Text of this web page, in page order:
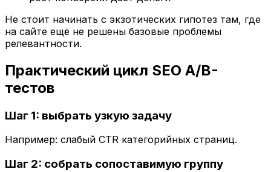
Не стоит начинать с экзотических гипотез там, где
на сайте ещё не решены базовые проблемы
релевантности.
Практический цикл SEO A/B-
тестов
Шаг 1: выбрать узкую задачу
Например: слабый CTR категорийных страниц.
Шаг 2: собрать сопоставимую группу